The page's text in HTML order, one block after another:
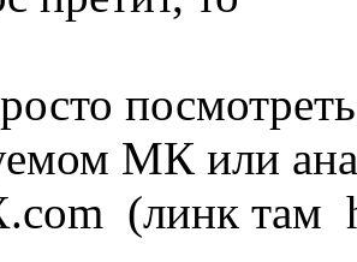
МК или
(линк там